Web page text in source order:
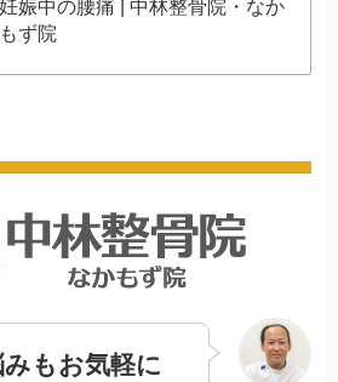
妊娠中の腰痛 | 中林整骨院・なか
もず院
もお気軽に